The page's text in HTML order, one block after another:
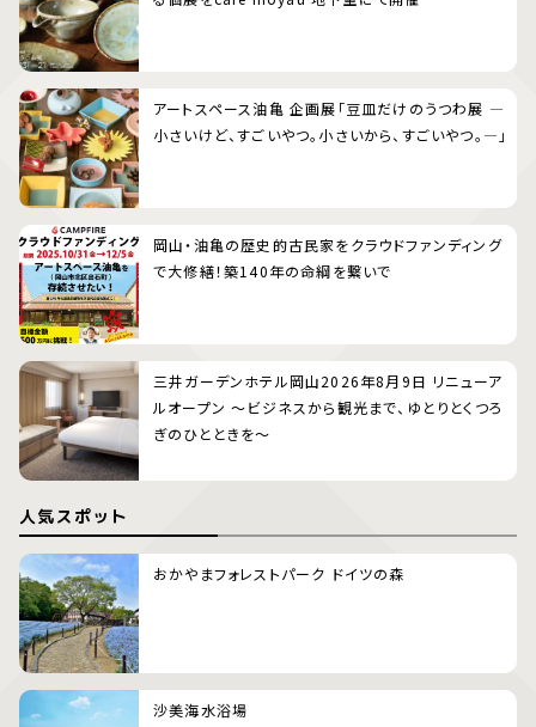
アートスペース油亀 企画展「豆皿だけのうつわ展 ―
小さいけど、すごいやつ。小さいから、すごいやつ。―」
岡山・油亀の歴史的古民家をクラウドファンディング
で大修繕！築140年の命綱を繋いで
三井ガーデンホテル岡山2026年8月9日 リニューア
ルオープン 〜ビジネスから観光まで、ゆとりとくつろ
ぎのひとときを〜
人気スポット
おかやまフォレストパーク ドイツの森
沙美海水浴場